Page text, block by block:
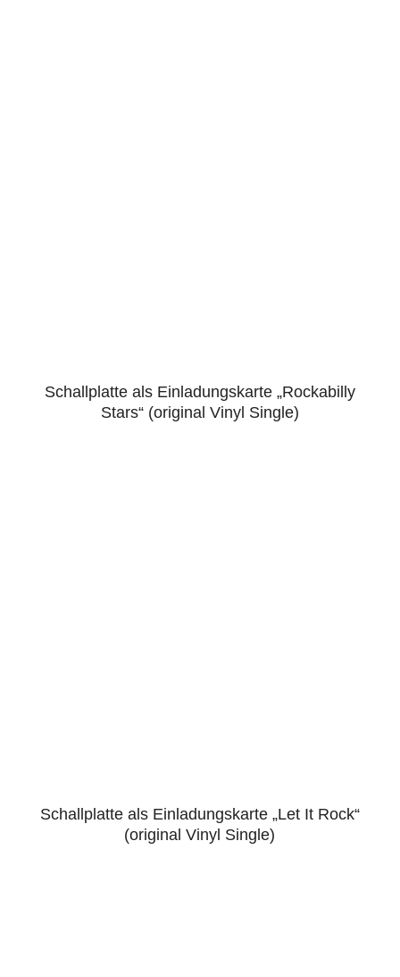
5.00
Schallplatte als Einladungskarte „Rockabilly
Stars“ (original Vinyl Single)
5.00
Schallplatte als Einladungskarte „Let It Rock“
(original Vinyl Single)